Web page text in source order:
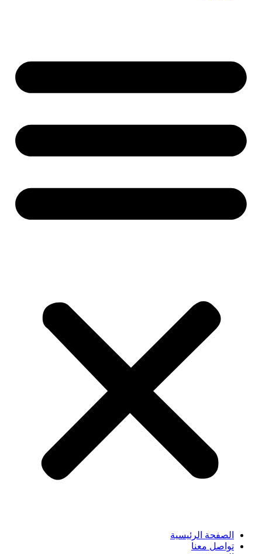
الصفحة الرئيسية
تواصل معنا